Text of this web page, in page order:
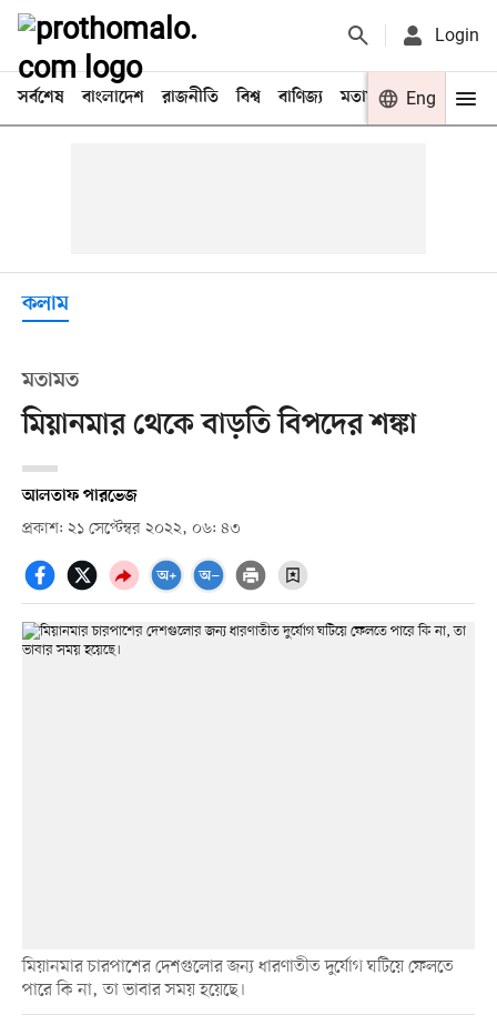
Login
সর্বশেষ বাংলাদেশ রাজনীতি বিশ্ব বাণিজ্য মতামত খেলা
Eng
কলাম
মতামত
মিয়ানমার থেকে বাড়তি বিপদের শঙ্কা
আলতাফ পারভেজ
প্রকাশ: ২১ সেপ্টেম্বর ২০২২, ০৬: ৪৩
মিয়ানমার চারপাশের দেশগুলোর জন্য ধারণাতীত দুর্যোগ ঘটিয়ে ফেলতে
পারে কি না, তা ভাবার সময় হয়েছে।